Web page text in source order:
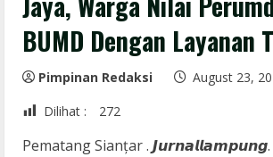
BUMD Dengan Layanan
Pimpinan Redaksi
August 23,
Dilihat :
272
Pematang Sianțar .